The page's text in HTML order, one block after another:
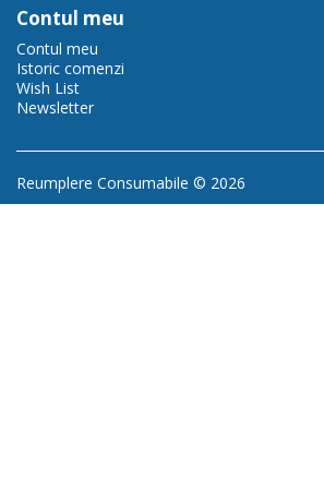
Contul meu
Contul meu
Istoric comenzi
Wish List
Newsletter
Reumplere Consumabile © 2026